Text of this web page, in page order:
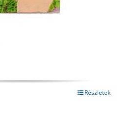
Részletek